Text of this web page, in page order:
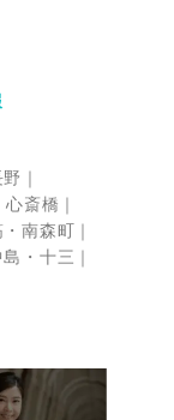
心斎橋
南森町
・十三